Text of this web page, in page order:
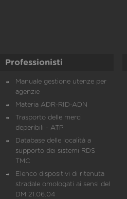
Professionisti
Manuale gestione utenze per
agenzie
Materia ADR-RID-ADN
Trasporto delle merci
deperibili - ATP
Database delle località a
supporto dei sistemi RDS
TMC
Elenco dispositivi di ritenuta
stradale omologati ai sensi del
DM 21.06.04